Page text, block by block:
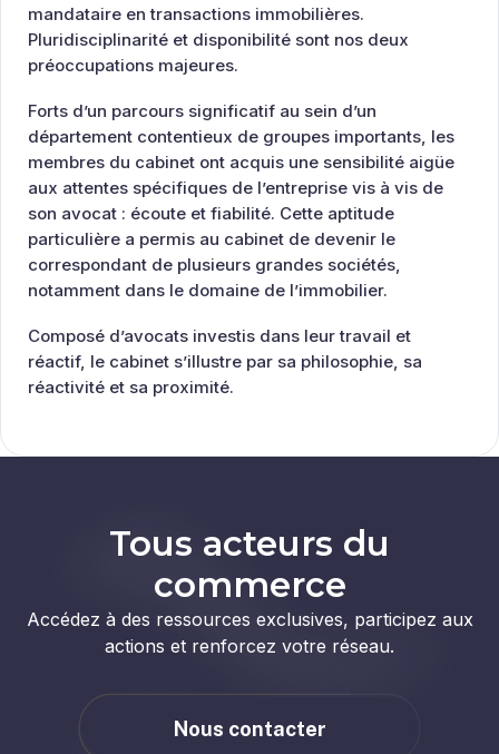
mandataire en transactions immobilières.
Pluridisciplinarité et disponibilité sont nos deux
préoccupations majeures.
Forts d’un parcours significatif au sein d’un
département contentieux de groupes importants, les
membres du cabinet ont acquis une sensibilité aigüe
aux attentes spécifiques de l’entreprise vis à vis de
son avocat : écoute et fiabilité. Cette aptitude
particulière a permis au cabinet de devenir le
correspondant de plusieurs grandes sociétés,
notamment dans le domaine de l’immobilier.
Composé d’avocats investis dans leur travail et
réactif, le cabinet s’illustre par sa philosophie, sa
réactivité et sa proximité.
Tous acteurs du
commerce
Accédez à des ressources exclusives, participez aux
actions et renforcez votre réseau.
Nous contacter